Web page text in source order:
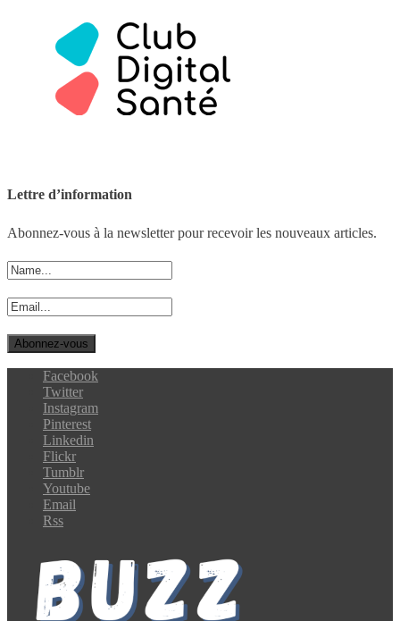
Lettre d’information
Abonnez-vous à la newsletter pour recevoir les nouveaux articles.
Facebook
Twitter
Instagram
Pinterest
Linkedin
Flickr
Tumblr
Youtube
Email
Rss